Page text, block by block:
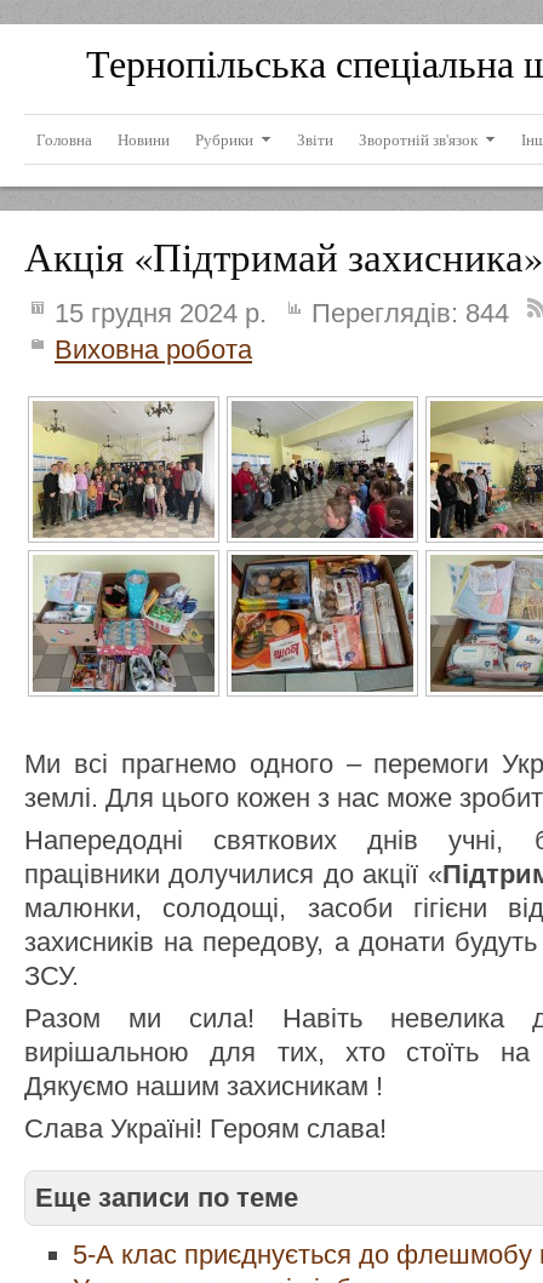
Тернопільська спеціальна
Головна Новини Рубрики Звіти Зворотній зв'язок
Акція «Підтримай захисника»
15 грудня 2024 р. Переглядів: 844
Виховна робота
Ми всі прагнемо одного – перемоги
землі. Для цього кожен з нас може
Напередодні святкових днів учні,
працівники долучилися до акції «
малюнки, солодощі, засоби гігієни
захисників на передову, а донати
ЗСУ.
Разом ми сила! Навіть невелика
вирішальною для тих, хто стоїть на
Дякуємо нашим захисникам !
Слава Україні! Героям слава!
Еще записи по теме
5-А клас приєднується до флешмобу